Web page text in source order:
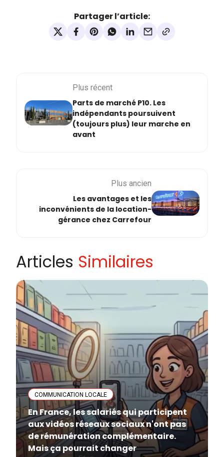
Partager l’article:
Plus récent
Parts de marché P10. Les
indépendants poursuivent
(toujours plus) leur marche en
avant
Plus ancien
Les avantages et les
inconvénients de la location-
gérance chez Carrefour
Articles Similaires
COMMUNICATION LOCALE
En France, les salariés qui participent
aux vidéos réseaux sociaux n'ont pas
de rémunération complémentaire.
Mais ça pourrait changer